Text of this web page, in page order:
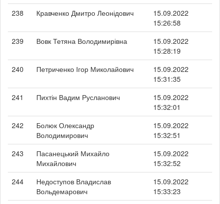
238
Кравченко Дмитро Леонідович
15.09.2022
15:26:58
239
Вовк Тетяна Володимирівна
15.09.2022
15:28:19
240
Петриченко Ігор Миколайович
15.09.2022
15:31:35
241
Пихтін Вадим Русланович
15.09.2022
15:32:01
242
Болюк Олександр
Володимирович
15.09.2022
15:32:51
243
Пасанецький Михайло
Михайлович
15.09.2022
15:32:52
244
Недоступов Владислав
Вольдемарович
15.09.2022
15:33:23